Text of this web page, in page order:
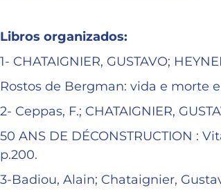
Libros organizados:
1- CHATAIGNIER, GUSTAVO;
Rostos de Bergman: vida e morte
2- Ceppas, F.; CHATAIGNIER,
50 ANS DE DÉCONSTRUCTION :
p.200.
3-Badiou, Alain; Chataignier,